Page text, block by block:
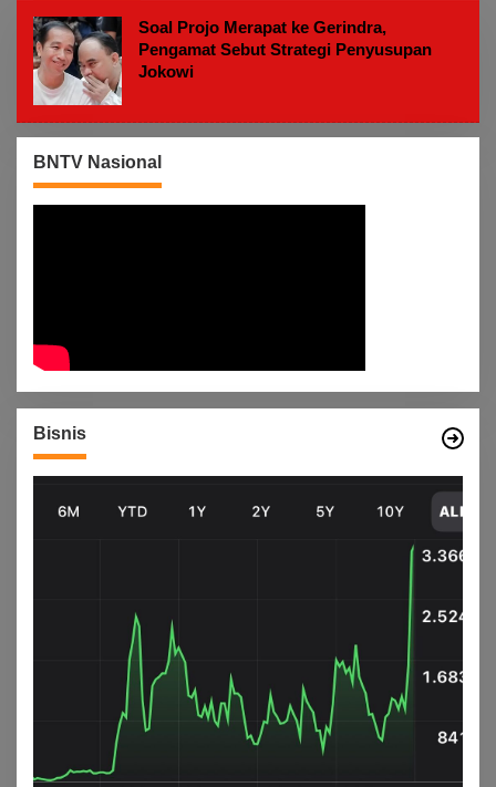
M
Soal Projo Merapat ke Gerindra,
Pengamat Sebut Strategi Penyusupan
Jokowi
BNTV Nasional
Bisnis